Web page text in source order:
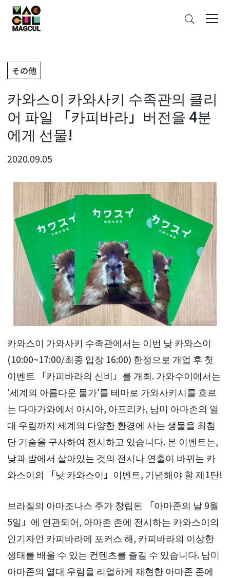
ン
テ
ン
に
ス
キ
ッ
プ
その他
카와스이 카와사키 수족관의 클리
어 파일 「카피바라」버전을 4분
에게 선물!
2020.09.05
카와스이 가와사키 수족관에서는 이번 낮 카와스이
(10:00~17:00/최종 입장 16:00) 한정으로 개업 후 첫
이벤트 「카피바라의 신비」를 개최. 가와수이에서는
'세계의 아름다운 물가'를 테마로 가와사키시를 흐르
는 다마가와에서 아시아, 아프리카, 남미 아마존의 열
대 우림까지 세계의 다양한 환경에 사는 생물을 최첨
단 기술을 구사하여 전시하고 있습니다. 본 이벤트는,
낮과 밤에서 살아있는 것의 전시나 연출이 바뀌는 카
와스이의 「낮 카와스이」이벤트, 기념해야 할 제1탄!
브라질의 아마조나스 주가 창립된 「아마존의 날 9월
5일」에 연관되어, 아마존 존에 전시하는 카와스이의
인기자인 카피바라에 포커스 해, 카피바라의 이상한
생태를 배울 수 있는 컨텐츠를 즐길 수 있습니다. 남미
아마존의 열대 우림을 리얼하게 재현한 아마존 존에